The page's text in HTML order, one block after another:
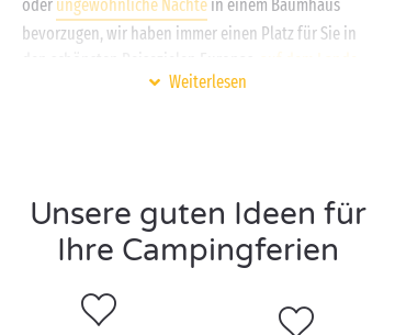
oder ungewöhnliche Nächte in einem Baumhaus
bevorzugen, wir haben immer einen Platz für Sie in
oderam Strand
Kapazitäten und von Last-Minute-Angeboten zu
profitieren – glückliche Ferientage in einem 4- oder
-Camping sind Ihnen sicher!
Weiterlesen
Unsere guten Ideen für
Ihre Campingferien